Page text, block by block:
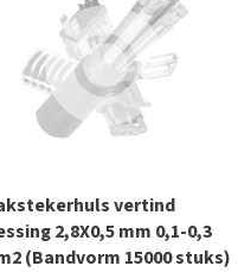
vertind
2,8X0,5 mm 0,1-0,3
(Bandvorm 15000 stuks)